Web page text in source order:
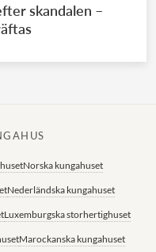
skandalen –
Norska kungahuset
Nederländska kungahuset
Luxemburgska storhertighuset
Marockanska kungahuset